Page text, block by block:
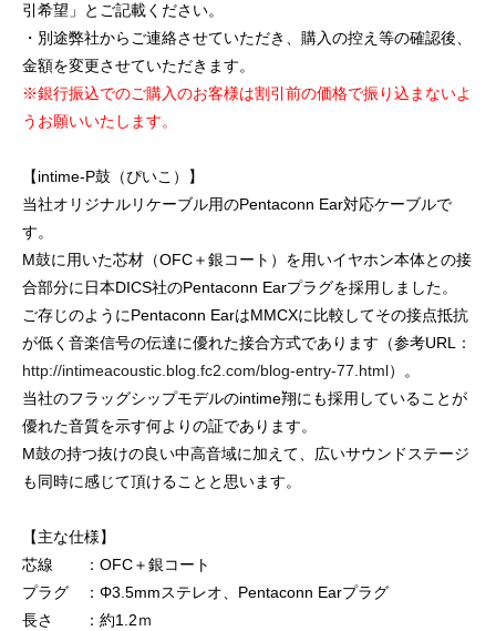
引希望」とご記載ください。
・別途弊社からご連絡させていただき、購入の控え等の確認後、
金額を変更させていただきます。
※銀行振込でのご購入のお客様は割引前の価格で振り込まないよ
うお願いいたします。
【intime-P鼓（ぴいこ）】
当社オリジナルリケーブル用のPentaconn Ear対応ケーブルで
す。
M鼓に用いた芯材（OFC＋銀コート）を用いイヤホン本体との接
合部分に日本DICS社のPentaconn Earプラグを採用しました。
ご存じのようにPentaconn EarはMMCXに比較してその接点抵抗
が低く音楽信号の伝達に優れた接合方式であります（参考URL：
http://intimeacoustic.blog.fc2.com/blog-entry-77.html）。
当社のフラッグシップモデルのintime翔にも採用していることが
優れた音質を示す何よりの証であります。
M鼓の持つ抜けの良い中高音域に加えて、広いサウンドステージ
も同時に感じて頂けることと思います。
【主な仕様】
芯線 ：OFC＋銀コート
プラグ ：Φ3.5mmステレオ、Pentaconn Earプラグ
長さ ：約1.2ｍ